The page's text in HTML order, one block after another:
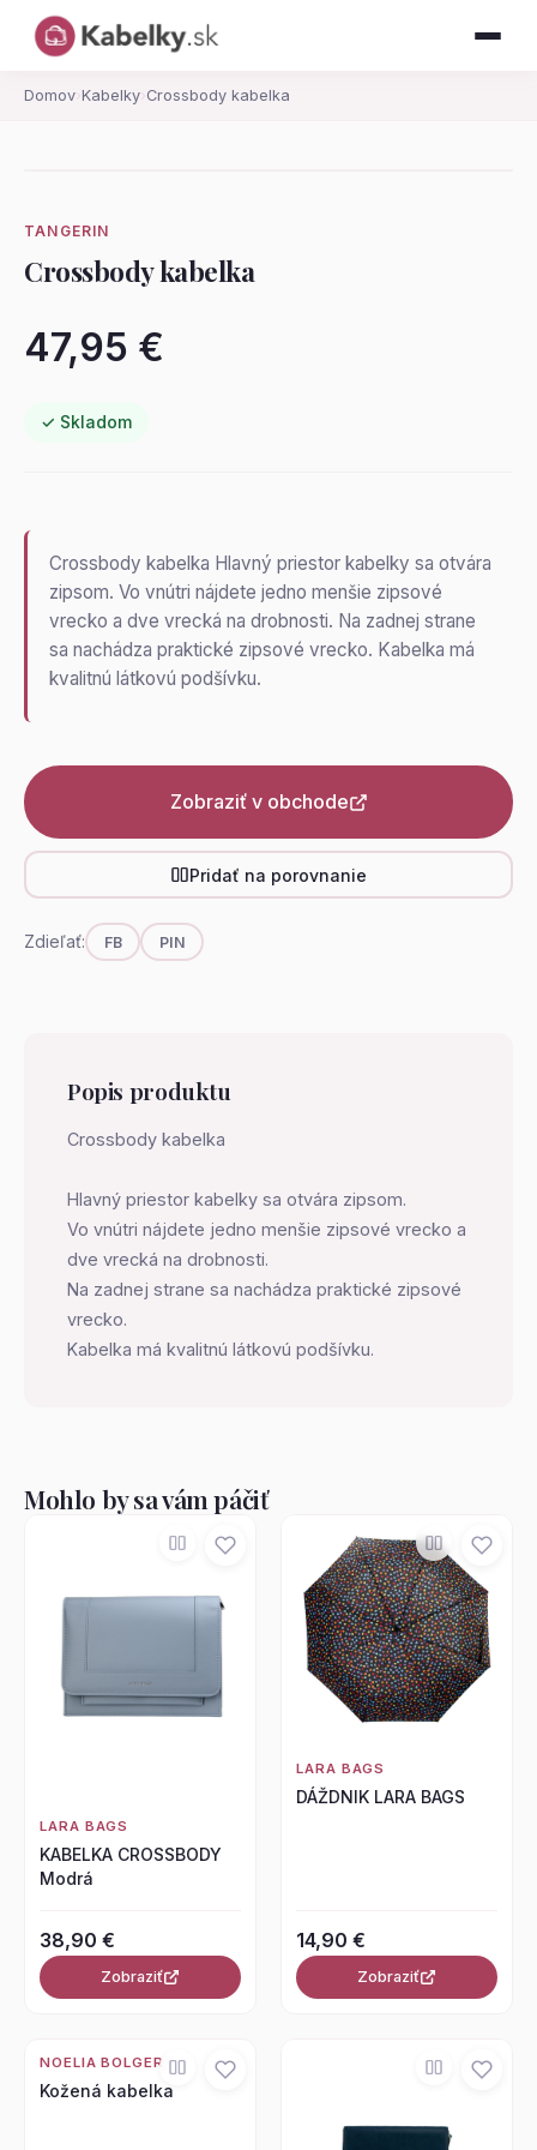
Domov› Kabelky› Crossbody kabelka
TANGERIN
Crossbody kabelka
47,95 €
✓ Skladom
Crossbody kabelka Hlavný priestor kabelky sa otvára
zipsom. Vo vnútri nájdete jedno menšie zipsové
vrecko a dve vrecká na drobnosti. Na zadnej strane
sa nachádza praktické zipsové vrecko. Kabelka má
kvalitnú látkovú podšívku.
Zobraziť v obchode
Pridať na porovnanie
Zdieľať: FB PIN
Popis produktu
Crossbody kabelka
Hlavný priestor kabelky sa otvára zipsom.
Vo vnútri nájdete jedno menšie zipsové vrecko a
dve vrecká na drobnosti.
Na zadnej strane sa nachádza praktické zipsové
vrecko.
Kabelka má kvalitnú látkovú podšívku.
Mohlo by sa vám páčiť
LARA BAGS
KABELKA CROSSBODY
Modrá
38,90 €
Zobraziť
LARA BAGS
DÁŽDNIK LARA BAGS
14,90 €
Zobraziť
NOELIA BOLGER
Kožená kabelka